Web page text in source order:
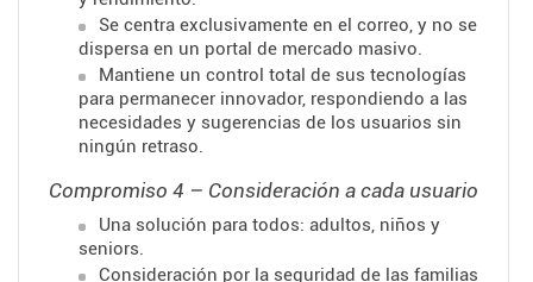
Se centra exclusivamente en el correo, y no se
dispersa en un portal de mercado masivo.
Mantiene un control total de sus tecnologías
para permanecer innovador, respondiendo a las
necesidades y sugerencias de los usuarios sin
ningún retraso.
Compromiso 4 – Consideración a cada usuario
Una solución para todos: adultos, niños y
seniors.
Consideración por la seguridad de las familias